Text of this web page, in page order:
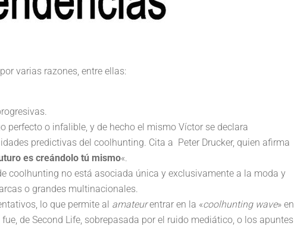
por varias razones, entre ellas:
perfecto o infalible, y de hecho el mismo Víctor se declara
predictivas del coolhunting. Cita a Peter Drucker, quien afirma
es creándolo tú mismo«.
coolhunting no está asociada única y exclusivamente a la moda y
o grandes multinacionales.
lo que permite al amateurentrar en la «coolhunting wave» en
de Second Life, sobrepasada por el ruido mediático, o los apuntes